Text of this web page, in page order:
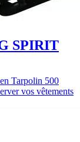
SPIRIT
Tarpolin 500
vos vêtements